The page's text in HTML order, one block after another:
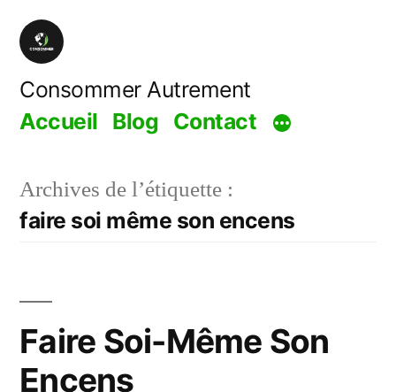
Aller
contenu
Consommer Autrement
Accueil Blog Contact
Archives de l’étiquette :
faire soi même son encens
Faire Soi-Même Son
Encens